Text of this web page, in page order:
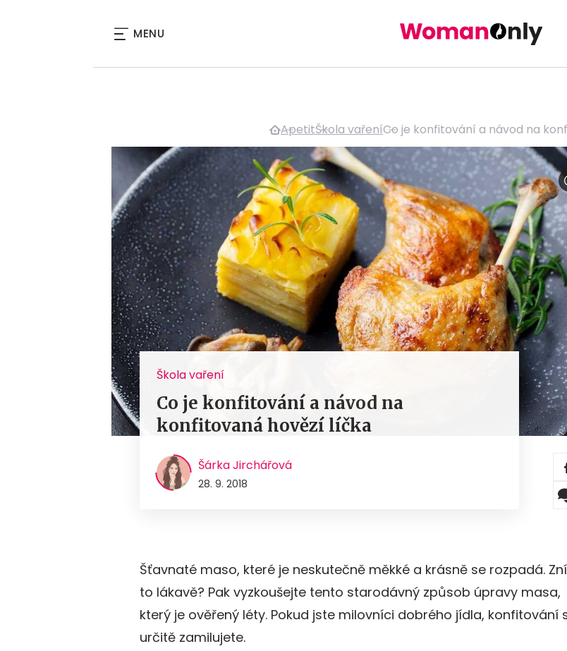
MENU
ApetitŠkola vařeníCo je konfitování a návod na
Škola vaření
Co je konfitování a návod na
konfitovaná hovězí líčka
Šárka Jirchářová
28. 9. 2018
Šťavnaté maso, které je neskutečně měkké a krásně se rozpadá. Zní
to lákavě? Pak vyzkoušejte tento starodávný způsob úpravy masa,
který je ověřený léty. Pokud jste milovníci dobrého jídla, konfitování
určitě zamilujete.